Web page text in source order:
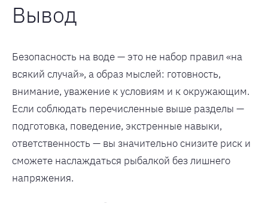
Вывод
Безопасность на воде — это не набор правил «на
всякий случай», а образ мыслей: готовность,
внимание, уважение к условиям и к окружающим.
Если соблюдать перечисленные выше разделы —
подготовка, поведение, экстренные навыки,
ответственность — вы значительно снизите риск и
сможете наслаждаться рыбалкой без лишнего
напряжения.